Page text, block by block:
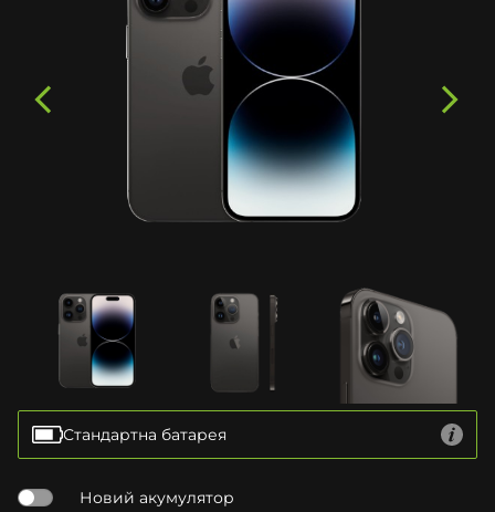
Стандартна батарея
Новий акумулятор